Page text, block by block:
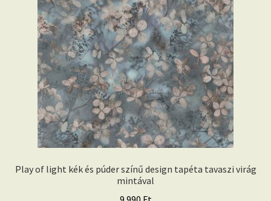
Play of light kék és púder színű design tapéta tavaszi virág
mintával